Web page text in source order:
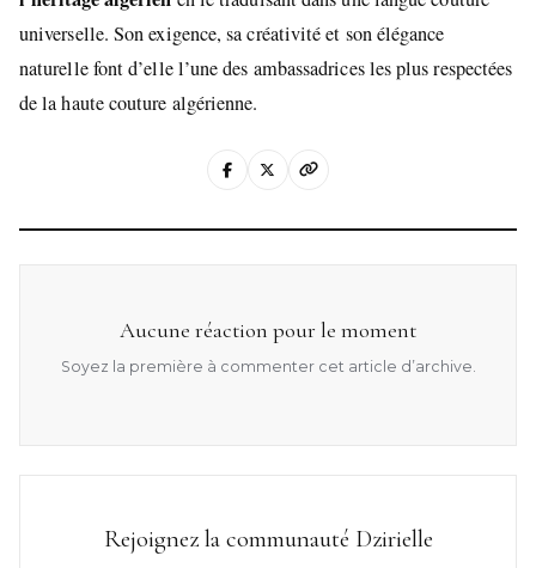
universelle. Son exigence, sa créativité et son élégance
naturelle font d’elle l’une des ambassadrices les plus respectées
de la haute couture algérienne.
Aucune réaction pour le moment
Soyez la première à commenter cet article d’archive.
Rejoignez la communauté Dzirielle